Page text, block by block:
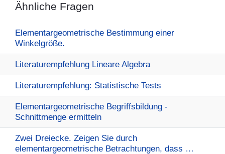
Ähnliche Fragen
Elementargeometrische Bestimmung einer
Winkelgröße.
Literaturempfehlung Lineare Algebra
Literaturempfehlung: Statistische Tests
Elementargeometrische Begriffsbildung -
Schnittmenge ermitteln
Zwei Dreiecke. Zeigen Sie durch
elementargeometrische Betrachtungen, dass …